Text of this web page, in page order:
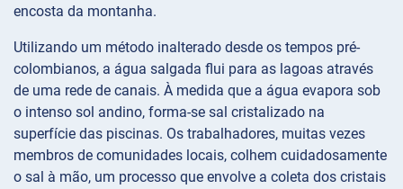
encosta da montanha.
Utilizando um método inalterado desde os tempos pré-
colombianos, a água salgada flui para as lagoas através
de uma rede de canais. À medida que a água evapora sob
o intenso sol andino, forma-se sal cristalizado na
superfície das piscinas. Os trabalhadores, muitas vezes
membros de comunidades locais, colhem cuidadosamente
o sal à mão, um processo que envolve a coleta dos cristais